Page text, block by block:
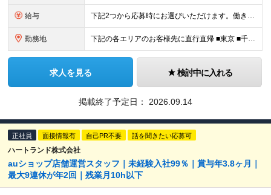
給与 下記2つから応募時にお選びいただけます。働き⽅は⼊社後にも変更可能。 《歩合特化型》 ・⽉給30万円以上＋インセンティブ（還元率10％〜18.5％） ・想定年収400万円〜800万円・休⽇数⽉8⽇
勤務地 下記の各エリアのお客様先に直⾏直帰 ■東京 ■千葉 ■埼玉 ■栃木 ■大阪 ■名古屋 ■長野 ■富山 ■岡山 ※転居を伴う転勤はありません。 ※社⽤⾞通勤可（駐⾞場あり） ＼出社義務はありません／
求人を見る 検討中に入れる
掲載終了予定日： 2026.09.14
正社員 面接情報有 自己PR不要 話を聞きたい応募可
ハートランド株式会社
auショップ店舗運営スタッフ｜未経験入社99％｜賞与年3.8ヶ月｜
最大9連休が年2回｜残業月10h以下